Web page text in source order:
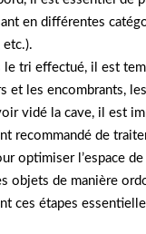
en différentes
etc.).
le tri effectué, il est
et les encombrants,
vidé la cave, il est
recommandé de
optimiser l’espace
objets de manière
ces étapes